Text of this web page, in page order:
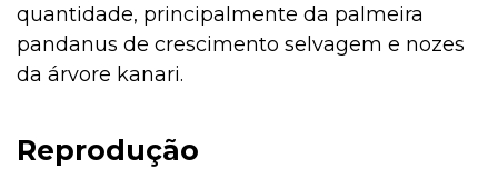
quantidade, principalmente da palmeira
pandanus de crescimento selvagem e nozes
da árvore kanari.
Reprodução